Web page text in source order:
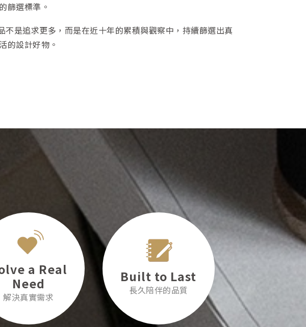
篩選標準。
不是追求更多，而是在近十年的累積與觀察中，持續篩選出真
的設計好物。
a Real
Need
解決真實需求
Built to Last
長久陪伴的品質